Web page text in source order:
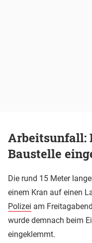
Arbeitsunfall:
Baustelle
Die rund 15 Meter
einem Kran auf einen
Polizei am
wurde demnach beim
eingeklemmt.